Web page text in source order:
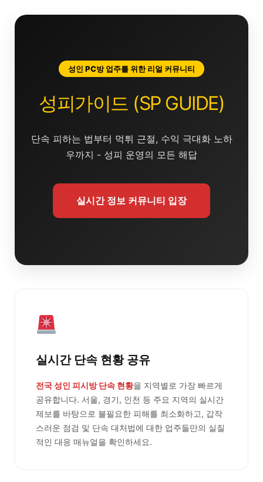
성인 PC방 업주를 위한 리얼 커뮤니티
성피가이드 (SP GUIDE)
단속 피하는 법부터 먹튀 근절, 수익 극대화 노하
우까지 - 성피 운영의 모든 해답
실시간 정보 커뮤니티 입장
실시간 단속 현황 공유
전국 성인 피시방 단속 현황을 지역별로 가장 빠르게
공유합니다. 서울, 경기, 인천 등 주요 지역의 실시간
제보를 바탕으로 불필요한 피해를 최소화하고, 갑작
스러운 점검 및 단속 대처법에 대한 업주들만의 실질
적인 대응 매뉴얼을 확인하세요.